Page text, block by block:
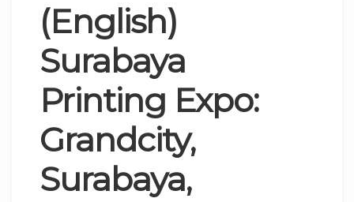
(English)
Surabaya
Printing Expo:
Grandcity,
Surabaya,